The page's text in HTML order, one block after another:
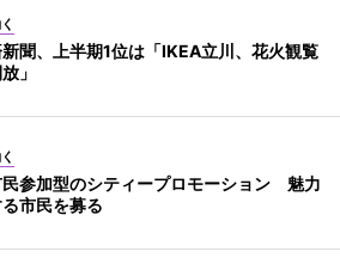
聞、上半期1位は「IKEA立川、花火観覧
」
参加型のシティープロモーション 魅力
市民を募る